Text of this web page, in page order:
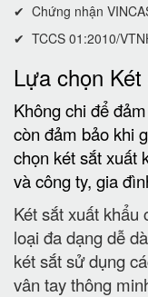
✔ Chứng nhận
✔ TCCS 01:2010/
Lựa chọn
Không chi để
còn đảm bảo khi
chọn két sắt xuất
và công ty, gia
Két sắt xuất khẩu
loại đa dạng dễ
két sắt sử dụng
vân tay thông